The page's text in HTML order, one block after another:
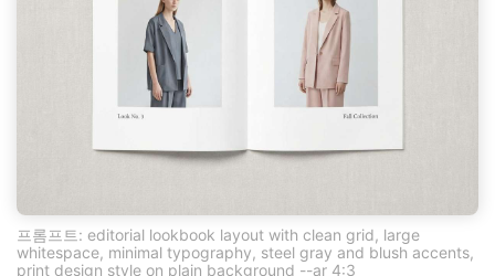
프롬프트: editorial lookbook layout with clean grid, large
whitespace, minimal typography, steel gray and blush accents,
print design style on plain background --ar 4:3